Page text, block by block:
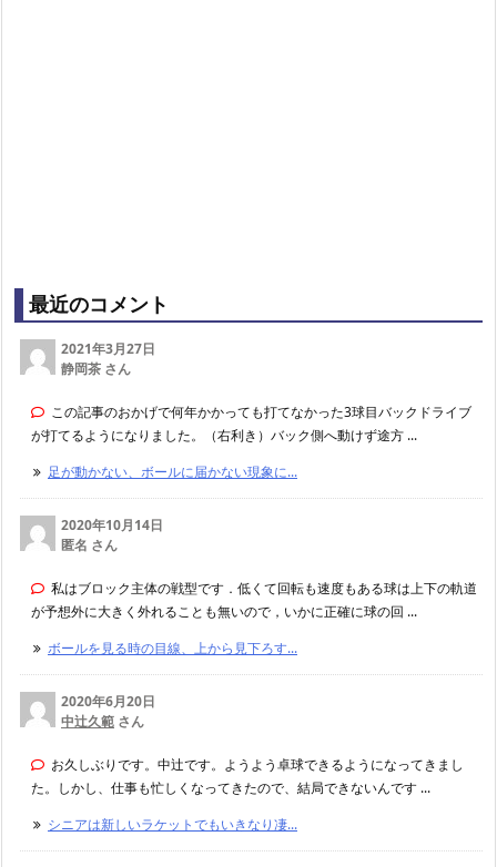
最近のコメント
2021年3月27日
静岡茶 さん
この記事のおかげで何年かかっても打てなかった3球目バックドライブ
が打てるようになりました。（右利き）バック側へ動けず途方 ...
足が動かない、ボールに届かない現象に...
2020年10月14日
匿名 さん
私はブロック主体の戦型です．低くて回転も速度もある球は上下の軌道
が予想外に大きく外れることも無いので，いかに正確に球の回 ...
ボールを見る時の目線、上から見下ろす...
2020年6月20日
中辻久範 さん
お久しぶりです。中辻です。ようよう卓球できるようになってきまし
た。しかし、仕事も忙しくなってきたので、結局できないんです ...
シニアは新しいラケットでもいきなり凄...